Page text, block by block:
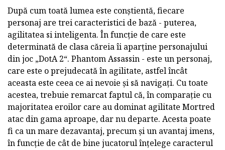
După cum toată lumea este conștientă, fiecare
personaj are trei caracteristici de bază - puterea,
agilitatea si inteligenta. În funcție de care este
determinată de clasa căreia îi aparține personajului
din joc „DotA 2“. Phantom Assassin - este un personaj,
care este o prejudecată în agilitate, astfel încât
aceasta este ceea ce ai nevoie și să navigați. Cu toate
acestea, trebuie remarcat faptul că, în comparație cu
majoritatea eroilor care au dominat agilitate Mortred
atac din gama aproape, dar nu departe. Acesta poate
fi ca un mare dezavantaj, precum și un avantaj imens,
în funcție de cât de bine jucatorul înțelege caracterul